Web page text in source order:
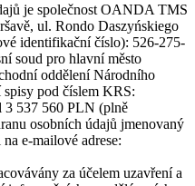
je společnost OANDA TMS
ul. Rondo Daszyńskiego
identifikační číslo): 526-275-
soud pro hlavní město
oddělení Národního
pod číslem KRS:
3 537 560 PLN (plně
osobních údajů jmenovaný
e-mailové adrese:
za účelem uzavření a